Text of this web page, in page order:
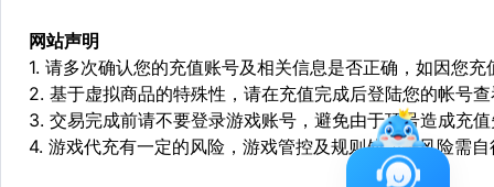
网站声明
1. 请多次确认您的充值账号及相关信息是否正确，如因您
2. 基于虚拟商品的特殊性，请在充值完成后登陆您的帐号
3. 交易完成前请不要登录游戏账号，避免由于顶号造成充
4. 游戏代充有一定的风险，游戏管控及规则处罚等风险需